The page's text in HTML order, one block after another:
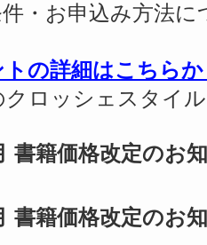
・お申込み方法に
の詳細はこちら
クロッシェスタイ
書籍価格改定のお
書籍価格改定のお